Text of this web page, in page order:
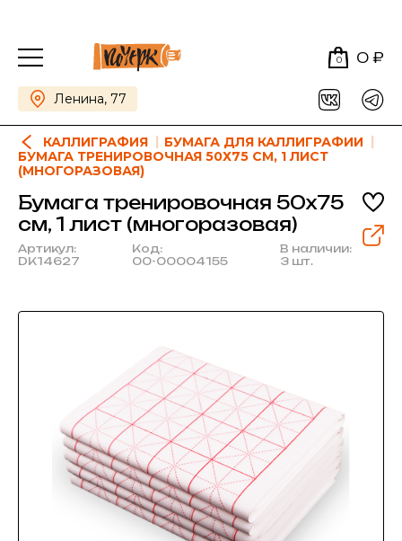
0 0 ₽
Ленина, 77
КАЛЛИГРАФИЯ
БУМАГА ДЛЯ КАЛЛИГРАФИИ
БУМАГА ТРЕНИРОВОЧНАЯ 50Х75 СМ, 1 ЛИСТ
(МНОГОРАЗОВАЯ)
Бумага тренировочная 50х75
см, 1 лист (многоразовая)
Артикул:
DK14627
Код:
00-00004155
В наличии:
3 шт.